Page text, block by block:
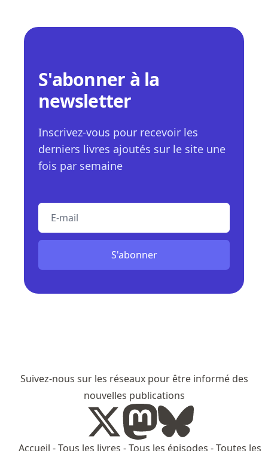
S'abonner à la
newsletter
Inscrivez-vous pour recevoir les
derniers livres ajoutés sur le site une
fois par semaine
S'abonner
Suivez-nous sur les réseaux pour être informé des
nouvelles publications
Accueil -Tous les livres -Tous les épisodes -Toutes les